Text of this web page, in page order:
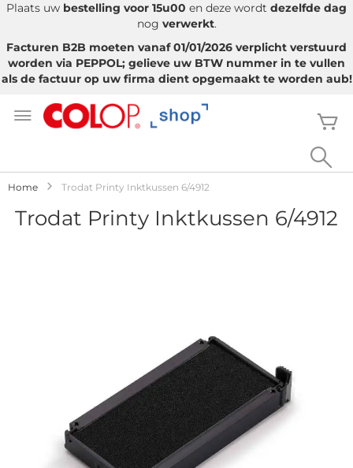
Plaats uw bestelling voor 15u00 en deze wordt dezelfde dag
nog verwerkt.
Facturen B2B moeten vanaf 01/01/2026 verplicht verstuurd
worden via PEPPOL; gelieve uw BTW nummer in te vullen
als de factuur op uw firma dient opgemaakt te worden aub!
naar
Home Trodat Printy Inktkussen 6/4912
Trodat Printy Inktkussen 6/4912